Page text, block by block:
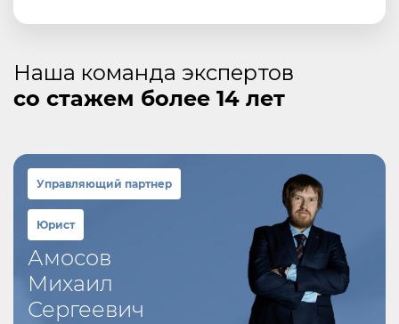
Наша команда экспертов
со стажем более 14 лет
Управляющий партнер
Юрист
Амосов
Михаил
Сергеевич